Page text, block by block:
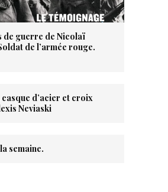
de guerre de Nicolaï
de l’armée rouge.
d’acier et croix
Neviaski
semaine.